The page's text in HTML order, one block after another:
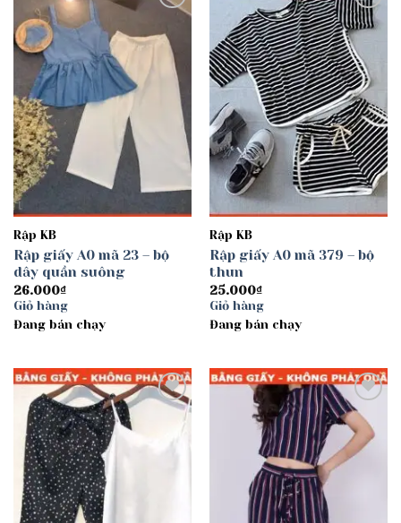
wishlist
Rập KB
Rập giấy A0 mã 23 – bộ
dây quần suông
26.000₫
Giỏ hàng
Đang bán chạy
Add to
wishlist
Rập KB
Rập giấy A0 mã 379 – bộ
thun
25.000₫
Giỏ hàng
Đang bán chạy
wishlist
Add to
wishlist